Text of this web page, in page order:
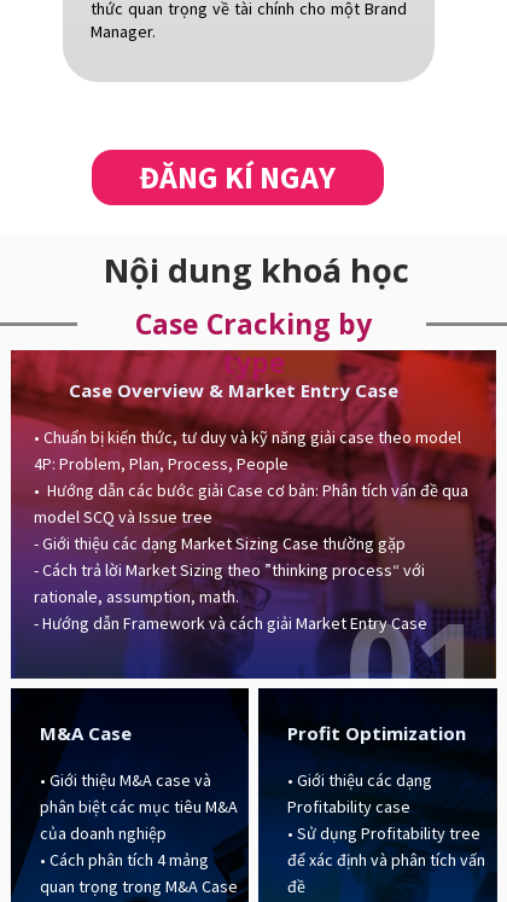
ĐĂNG KÍ NGAY
thức quan trọng về tài chính cho một Brand
Manager.
Nội dung khoá học
• Giới thiệu M&A case và
phân biệt các mục tiêu M&A
của doanh nghiệp
• Cách phân tích 4 mảng
quan trọng trong M&A Case
M&A Case
• Chuẩn bị kiến thức, tư duy và kỹ năng giải case theo model
4P: Problem, Plan, Process, People
• Hướng dẫn các bước giải Case cơ bản: Phân tích vấn đề qua
model SCQ và Issue tree
- Giới thiệu các dạng Market Sizing Case thường gặp
- Cách trả lời Market Sizing theo ”thinking process“ với
rationale, assumption, math.
- Hướng dẫn Framework và cách giải Market Entry Case
Case Overview & Market Entry Case
01
• Giới thiệu các dạng
Profitability case
• Sử dụng Profitability tree
để xác định và phân tích vấn
đề
Profit Optimization
Case Cracking by
type